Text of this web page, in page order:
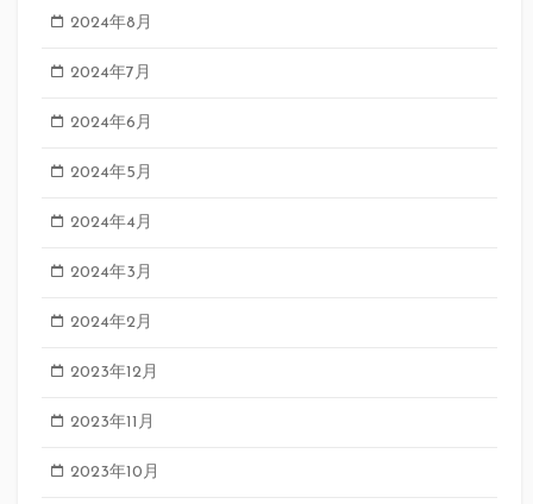
2024年8月
2024年7月
2024年6月
2024年5月
2024年4月
2024年3月
2024年2月
2023年12月
2023年11月
2023年10月